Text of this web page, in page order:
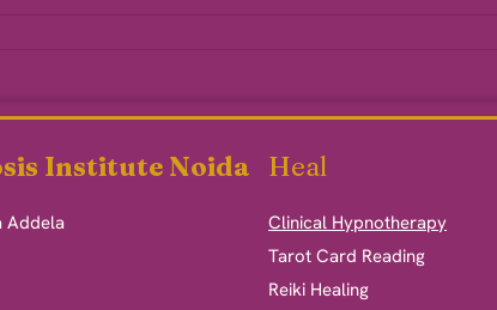
Institute Noida Heal
Addela
Clinical Hypnotherapy
​Tarot Card Reading
Reiki Healing